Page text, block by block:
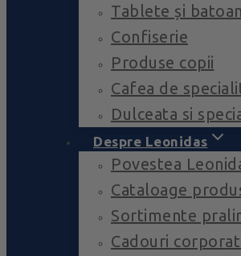
Tablete și
Confiserie
Produse copii
Cafea de
Dulceata si
Despre Leonidas
Povestea
Cataloage
Sortimente
Cadouri